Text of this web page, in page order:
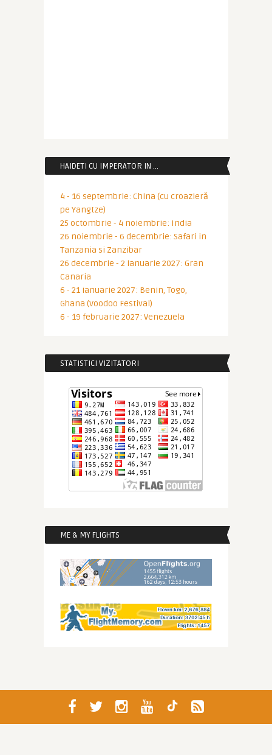
HAIDETI CU IMPERATOR IN …
4 - 16 septembrie: China (cu croazieră
pe Yangtze)
25 octombrie - 4 noiembrie: India
26 noiembrie - 6 decembrie: Safari in
Tanzania si Zanzibar
26 decembrie - 2 ianuarie 2027: Gran
Canaria
6 - 21 ianuarie 2027: Benin, Togo,
Ghana (Voodoo Festival)
6 - 19 februarie 2027: Venezuela
STATISTICI VIZITATORI
ME & MY FLIGHTS